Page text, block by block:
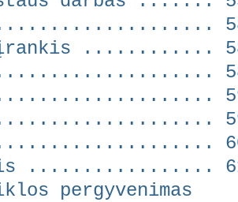
įrankis ............
......................
.................
pergyvenimas